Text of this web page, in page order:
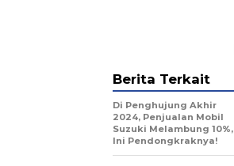
Berita Terkait
Di Penghujung Akhir
2024, Penjualan Mobil
Suzuki Melambung 10%,
Ini Pendongkraknya!